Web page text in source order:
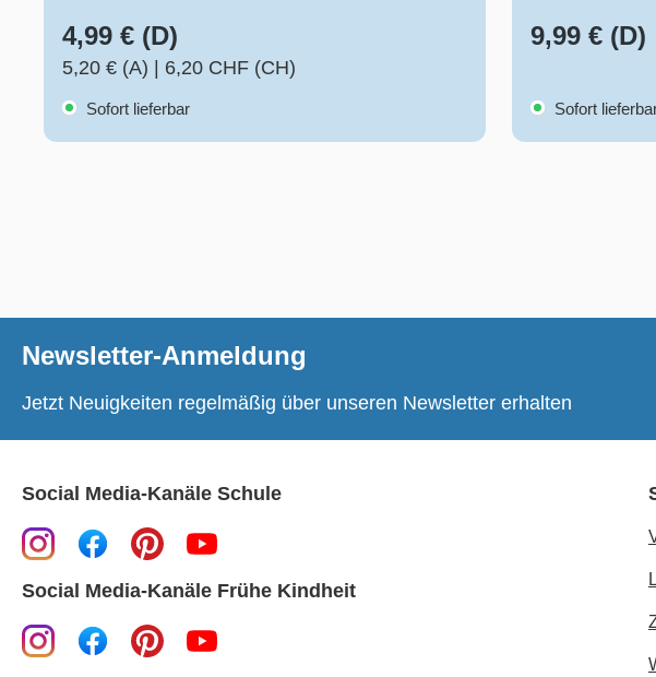
4,99 € (D)
5,20 € (A) 6,20 CHF (CH)
Sofort lieferbar
9,99 € (D)
Sofort
Newsletter-Anmeldung
Jetzt Neuigkeiten regelmäßig über unseren Newsletter erhalten
Social Media-Kanäle Schule
Social Media-Kanäle Frühe Kindheit